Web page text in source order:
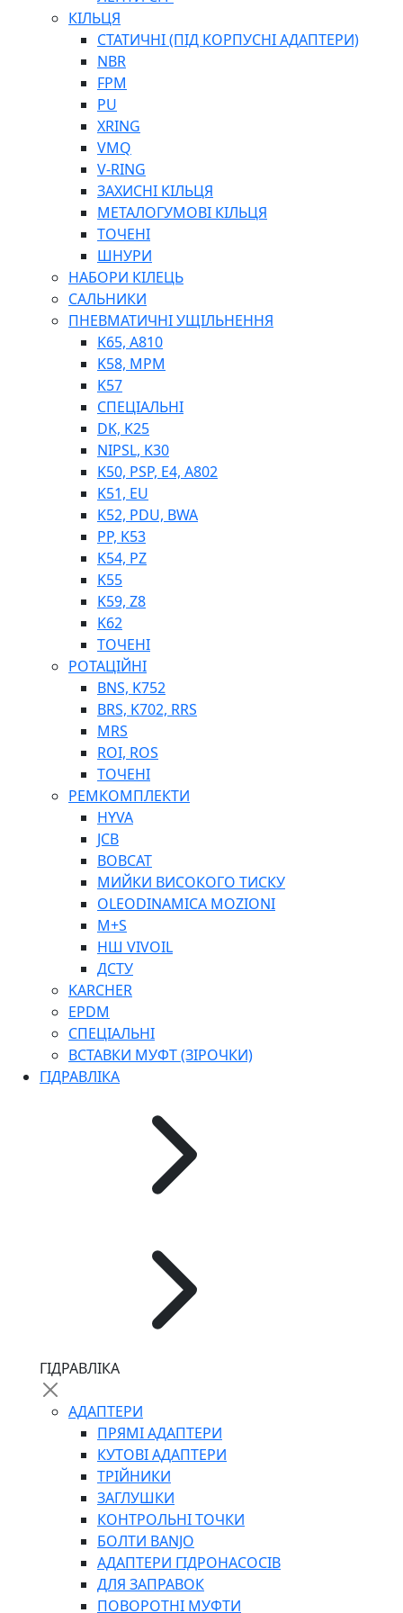
МУФТИ (НАСАДКИ) ДЛЯ ШПРИЦІВ
МАСЛЯНКИ, ЛІЙКИ
ПРЕС-МАСЛЯНКИ
ШЛАНГИ, ТРУБКИ
ШПРИЦИ МАСТИЛЬНІ
ТОСОЛ, АНТИФРИЗ
ОЛИВА-ПАЛИВО
ПОВІТРЯ-ВОДА
ДЛЯ ЗВАРЮВАННЯ
НАПІРНО-ВСМОКТУЮЧІ
ФІЛЬТРИ ДЛЯ ПАЛЬНОГО
ПІДДОНИ ДЛЯ БОЧОК
МОДУЛЬНІ АЗС
МЕТРОЛОГІЧНЕ ОБЛАДНАННЯ
ЛІЧИЛЬНИКИ І ВИТРАТОМІРИ ДЛЯ ПАЛЬНОГО
КОТУШКИ ДЛЯ ШЛАНГІВ
НАСОСИ ДЛЯ ПАЛЬНОГО
МОБІЛЬНІ КОЛОНКИ ТА КОМПЛЕКТИ ЗАПРАВКИ
СТАЦІОНАРНІ КОЛОНКИ
ПІСТОЛЕТИ
КОМПЛЕКТУЮЧІ ДЛЯ РУКАВІВ ВИСОКОГО ТИСКУ
ФІТИНГИ ДІАГНОСТИЧНІ
АКСЕСУАРИ
ТРУБКИ ТА КОМПЛЕКТУЮЧІ
ФІТИНГИ ГІДРАВЛІЧНІ
ФІТИНГИ КОНДИЦІОНЕРНІ
ЗАХИСТ РУКАВІВ
ФІТИНГИ KARCHER
ФІТИНГИ НА ПІДЙОМ КАБІНИ
СИЛОВІ
ДРОТЯНІ
ПРУЖИННІ
НЕЙЛОНОВІ
ПРОРЕЗИНЕНІ
АВТОТОВАРИ
КІЛЬЦЯ
СТАТИЧНІ (ПІД КОРПУСНІ АДАПТЕРИ)
NBR
FPM
PU
XRING
VMQ
V-RING
ЗАХИСНІ КІЛЬЦЯ
МЕТАЛОГУМОВІ КІЛЬЦЯ
ТОЧЕНІ
ШНУРИ
НАБОРИ КІЛЕЦЬ
САЛЬНИКИ
ПНЕВМАТИЧНІ УЩІЛЬНЕННЯ
K65, A810
K58, MPM
K57
СПЕЦІАЛЬНІ
DK, K25
NIPSL, K30
K50, PSP, E4, A802
K51, EU
K52, PDU, BWA
PP, K53
K54, PZ
K55
K59, Z8
K62
ТОЧЕНІ
РОТАЦІЙНІ
BNS, K752
BRS, K702, RRS
MRS
ROI, ROS
ТОЧЕНІ
РЕМКОМПЛЕКТИ
HYVA
JCB
BOBCAT
МИЙКИ ВИСОКОГО ТИСКУ
OLEODINAMICA MOZIONI
M+S
НШ VIVOIL
ДСТУ
KARCHER
EPDM
СПЕЦІАЛЬНІ
ВСТАВКИ МУФТ (ЗІРОЧКИ)
ГІДРАВЛІКА
ГІДРАВЛІКА
АДАПТЕРИ
ПРЯМІ АДАПТЕРИ
КУТОВІ АДАПТЕРИ
ТРІЙНИКИ
ЗАГЛУШКИ
КОНТРОЛЬНІ ТОЧКИ
БОЛТИ BANJO
АДАПТЕРИ ГІДРОНАСОСІВ
ДЛЯ ЗАПРАВОК
ПОВОРОТНІ МУФТИ